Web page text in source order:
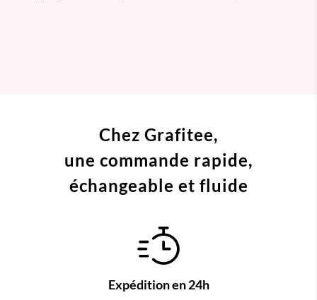
Chez Grafitee,
une commande rapide,
échangeable et fluide
Expédition en 24h